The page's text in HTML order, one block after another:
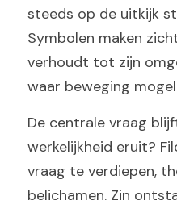
steeds op de uitkijk
Symbolen maken
verhoudt tot zijn
waar beweging
De centrale vraag
werkelijkheid eruit?
vraag te verdiepen,
belichamen. Zin